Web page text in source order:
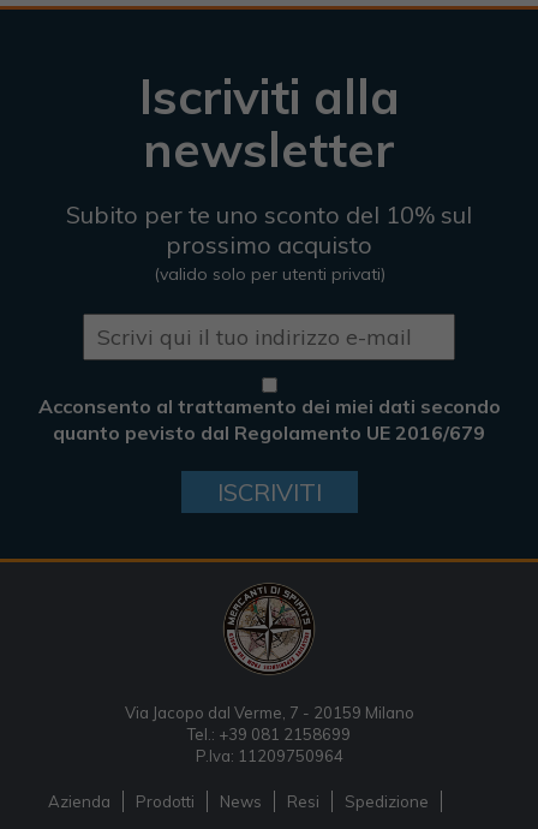
Iscriviti alla
newsletter
Subito per te uno sconto del 10% sul
prossimo acquisto
(valido solo per utenti privati)
Acconsento al trattamento dei miei dati secondo
quanto pevisto dal Regolamento UE 2016/679
ISCRIVITI
Via Jacopo dal Verme, 7 - 20159 Milano
Tel.: +39 081 2158699
P.Iva: 11209750964
Azienda Prodotti News Resi Spedizione